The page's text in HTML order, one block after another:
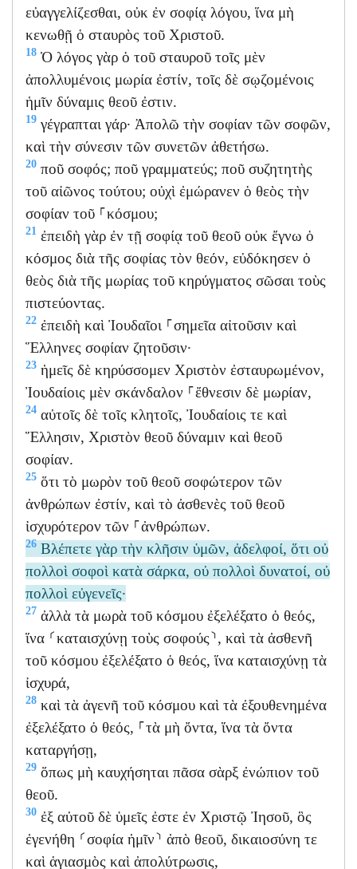
εὐαγγελίζεσθαι, οὐκ ἐν σοφίᾳ λόγου, ἵνα μὴ
κενωθῇ ὁ σταυρὸς τοῦ Χριστοῦ.
18 Ὁ λόγος γὰρ ὁ τοῦ σταυροῦ τοῖς μὲν
ἀπολλυμένοις μωρία ἐστίν, τοῖς δὲ σῳζομένοις
ἡμῖν δύναμις θεοῦ ἐστιν.
19 γέγραπται γάρ· Ἀπολῶ τὴν σοφίαν τῶν σοφῶν,
καὶ τὴν σύνεσιν τῶν συνετῶν ἀθετήσω.
20 ποῦ σοφός; ποῦ γραμματεύς; ποῦ συζητητὴς
τοῦ αἰῶνος τούτου; οὐχὶ ἐμώρανεν ὁ θεὸς τὴν
σοφίαν τοῦ ⸀κόσμου;
21 ἐπειδὴ γὰρ ἐν τῇ σοφίᾳ τοῦ θεοῦ οὐκ ἔγνω ὁ
κόσμος διὰ τῆς σοφίας τὸν θεόν, εὐδόκησεν ὁ
θεὸς διὰ τῆς μωρίας τοῦ κηρύγματος σῶσαι τοὺς
πιστεύοντας.
22 ἐπειδὴ καὶ Ἰουδαῖοι ⸀σημεῖα αἰτοῦσιν καὶ
Ἕλληνες σοφίαν ζητοῦσιν·
23 ἡμεῖς δὲ κηρύσσομεν Χριστὸν ἐσταυρωμένον,
Ἰουδαίοις μὲν σκάνδαλον ⸀ἔθνεσιν δὲ μωρίαν,
24 αὐτοῖς δὲ τοῖς κλητοῖς, Ἰουδαίοις τε καὶ
Ἕλλησιν, Χριστὸν θεοῦ δύναμιν καὶ θεοῦ
σοφίαν.
25 ὅτι τὸ μωρὸν τοῦ θεοῦ σοφώτερον τῶν
ἀνθρώπων ἐστίν, καὶ τὸ ἀσθενὲς τοῦ θεοῦ
ἰσχυρότερον τῶν ⸀ἀνθρώπων.
26 Βλέπετε γὰρ τὴν κλῆσιν ὑμῶν, ἀδελφοί, ὅτι οὐ
πολλοὶ σοφοὶ κατὰ σάρκα, οὐ πολλοὶ δυνατοί, οὐ
πολλοὶ εὐγενεῖς·
27 ἀλλὰ τὰ μωρὰ τοῦ κόσμου ἐξελέξατο ὁ θεός,
ἵνα ⸂καταισχύνῃ τοὺς σοφούς⸃, καὶ τὰ ἀσθενῆ
τοῦ κόσμου ἐξελέξατο ὁ θεός, ἵνα καταισχύνῃ τὰ
ἰσχυρά,
28 καὶ τὰ ἀγενῆ τοῦ κόσμου καὶ τὰ ἐξουθενημένα
ἐξελέξατο ὁ θεός, ⸀τὰ μὴ ὄντα, ἵνα τὰ ὄντα
καταργήσῃ,
29 ὅπως μὴ καυχήσηται πᾶσα σὰρξ ἐνώπιον τοῦ
θεοῦ.
30 ἐξ αὐτοῦ δὲ ὑμεῖς ἐστε ἐν Χριστῷ Ἰησοῦ, ὃς
ἐγενήθη ⸂σοφία ἡμῖν⸃ ἀπὸ θεοῦ, δικαιοσύνη τε
καὶ ἁγιασμὸς καὶ ἀπολύτρωσις,